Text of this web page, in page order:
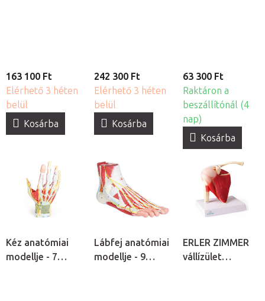
163 100 Ft
Elérhető 3 héten
belül
Kosárba
242 300 Ft
Elérhető 3 héten
belül
Kosárba
63 300 Ft
Raktáron a
beszállítónál (4
nap)
Kosárba
Kéz anatómiai
modellje - 7
Lábfej anatómiai
modellje - 9
ERLER ZIMMER
vállízület